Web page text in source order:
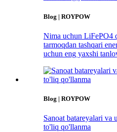
Blog | ROYPOW
Nima uchun LiFePO4
tarmoqdan tashqari
uchun eng yaxshi
Blog | ROYPOW
Sanoat batareyalari va
to'liq qo'llanma